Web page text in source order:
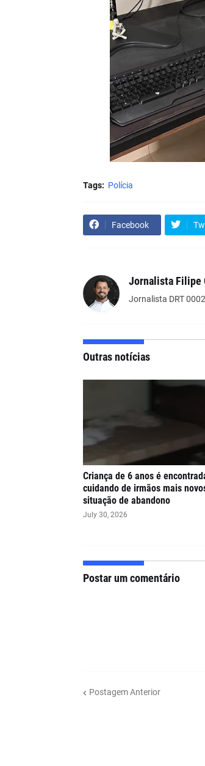
Tags: Polícia
Facebook
Jornalista Filipe
Jornalista DRT
Outras notícias
Criança de 6 anos é
cuidando de irmãos mais
situação de abandono
July 30, 2026
Postar um comentário
Postagem Anterior